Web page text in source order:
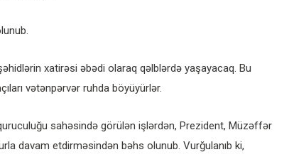
xatirəsi əbədi olaraq qəlblərdə yaşayacaq. Bu
vətənpərvər ruhda böyüyürlər.
sahəsində görülən işlərdən, Prezident, Müzəffər
davam etdirməsindən bəhs olunub. Vurğulanıb ki,